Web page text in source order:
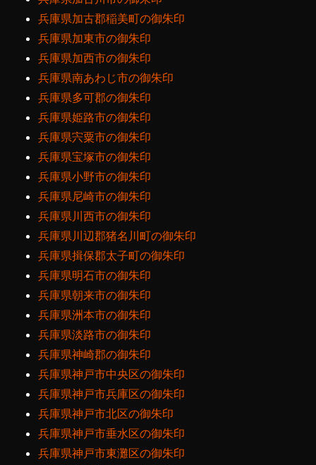
兵庫県加古郡稲美町の御朱印
兵庫県加東市の御朱印
兵庫県加西市の御朱印
兵庫県南あわじ市の御朱印
兵庫県多可郡の御朱印
兵庫県姫路市の御朱印
兵庫県宍粟市の御朱印
兵庫県宝塚市の御朱印
兵庫県小野市の御朱印
兵庫県尼崎市の御朱印
兵庫県川西市の御朱印
兵庫県川辺郡猪名川町の御朱印
兵庫県揖保郡太子町の御朱印
兵庫県明石市の御朱印
兵庫県朝来市の御朱印
兵庫県洲本市の御朱印
兵庫県淡路市の御朱印
兵庫県神崎郡の御朱印
兵庫県神戸市中央区の御朱印
兵庫県神戸市兵庫区の御朱印
兵庫県神戸市北区の御朱印
兵庫県神戸市垂水区の御朱印
兵庫県神戸市東灘区の御朱印